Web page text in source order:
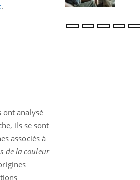
.
ont analysé
ils se sont
associés à
de la couleur